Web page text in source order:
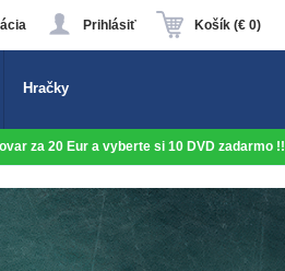
Košík (€ 0)
Prihlásiť
Hračky
za 20 Eur a vyberte si 10 DVD zadarmo !!